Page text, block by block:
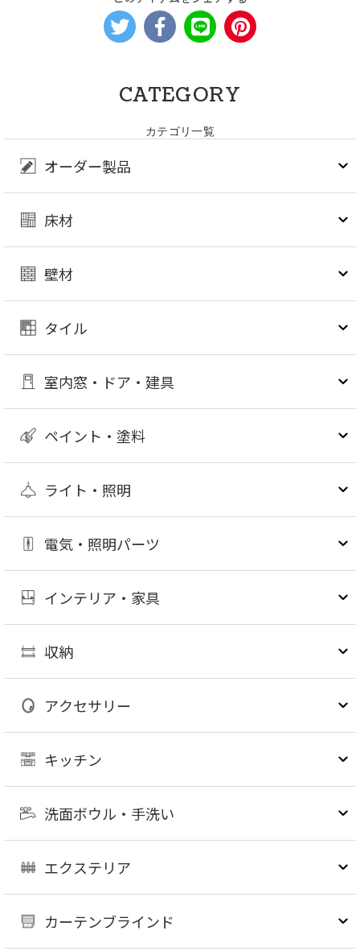
CATEGORY
カテゴリ一覧
オーダー製品
床材
壁材
タイル
室内窓・ドア・建具
ペイント・塗料
ライト・照明
電気・照明パーツ
インテリア・家具
収納
アクセサリー
キッチン
洗面ボウル・手洗い
エクステリア
カーテンブラインド